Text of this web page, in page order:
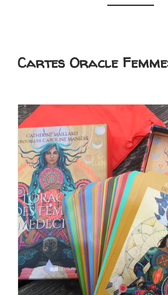
Cartes Oracle